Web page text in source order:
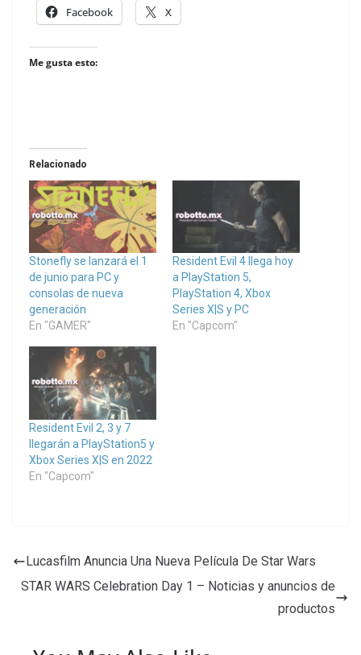
Facebook X
Me gusta esto:
Relacionado
Stonefly se lanzará el 1
de junio para PC y
consolas de nueva
generación
En "GAMER"
Resident Evil 4 llega hoy
a PlayStation 5,
PlayStation 4, Xbox
Series X|S y PC
En "Capcom"
Resident Evil 2, 3 y 7
llegarán a PlayStation5 y
Xbox Series X|S en 2022
En "Capcom"
Lucasfilm Anuncia Una Nueva Película De Star Wars
STAR WARS Celebration Day 1 – Noticias y anuncios de
productos